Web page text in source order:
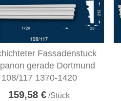
Fassadenstuck
gerade Dortmund
108/117 1370-1420
159,58 € /Stück